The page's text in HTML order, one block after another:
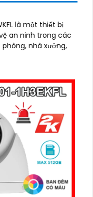
là một thiết bị
an ninh trong các
nhà xưởng,